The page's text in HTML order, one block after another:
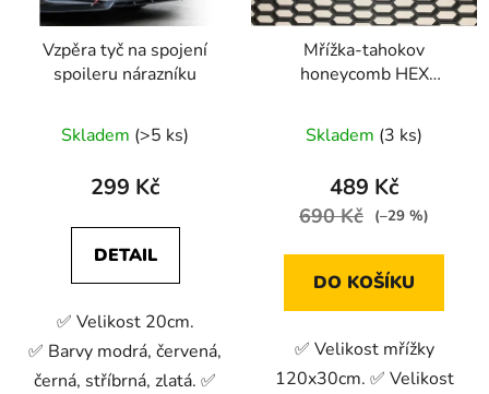
Vzpěra tyč na spojení
spoileru nárazníku
Skladem (>5 ks)
299 Kč
DETAIL
✅ Velikost 20cm.
✅ Barvy modrá, červená,
černá, stříbrná, zlatá. ✅
Mřížka-tahokov
honeycomb HEX
Skladem (3 ks)
489 Kč
690 Kč (–29 %)
DO KOŠÍKU
✅ Velikost mřížky
120x30cm. ✅ Velikost